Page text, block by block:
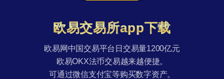
欧易交易所app下载
欧易网中国交易平台日交易量1200亿元
欧易OKX法币交易越来越便捷。
可通过微信支付宝等购买数字资产。